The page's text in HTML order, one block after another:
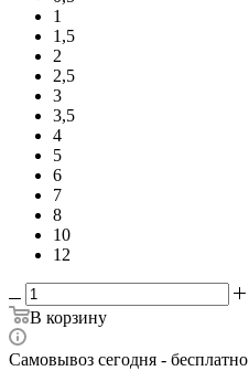
1
1,5
2
2,5
3
3,5
4
5
6
7
8
10
12
В корзину
Самовывоз сегодня - бесплатно